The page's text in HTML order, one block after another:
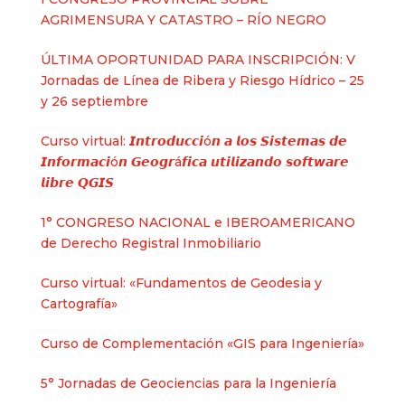
AGRIMENSURA Y CATASTRO – RÍO NEGRO
ÚLTIMA OPORTUNIDAD PARA INSCRIPCIÓN: V
Jornadas de Línea de Ribera y Riesgo Hídrico – 25
y 26 septiembre
Curso virtual: 𝙄𝙣𝙩𝙧𝙤𝙙𝙪𝙘𝙘𝙞ó𝙣 𝙖 𝙡𝙤𝙨 𝙎𝙞𝙨𝙩𝙚𝙢𝙖𝙨 𝙙𝙚
𝙄𝙣𝙛𝙤𝙧𝙢𝙖𝙘𝙞ó𝙣 𝙂𝙚𝙤𝙜𝙧á𝙛𝙞𝙘𝙖 𝙪𝙩𝙞𝙡𝙞𝙯𝙖𝙣𝙙𝙤 𝙨𝙤𝙛𝙩𝙬𝙖𝙧𝙚
𝙡𝙞𝙗𝙧𝙚 𝙌𝙂𝙄𝙎
1° CONGRESO NACIONAL e IBEROAMERICANO
de Derecho Registral Inmobiliario
Curso virtual: «Fundamentos de Geodesia y
Cartografía»
Curso de Complementación «GIS para Ingeniería»
5° Jornadas de Geociencias para la Ingeniería